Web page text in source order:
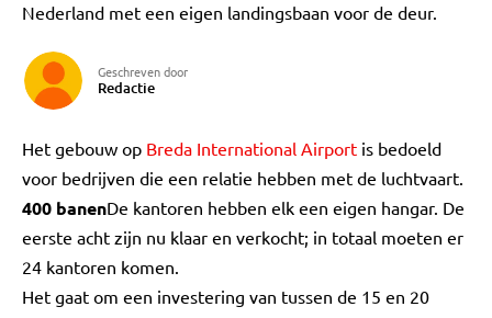
Nederland met een eigen landingsbaan voor de deur.
Geschreven door
Redactie
Het gebouw op Breda International Airport is bedoeld
voor bedrijven die een relatie hebben met de luchtvaart.
400 banenDe kantoren hebben elk een eigen hangar. De
eerste acht zijn nu klaar en verkocht; in totaal moeten er
24 kantoren komen.
Het gaat om een investering van tussen de 15 en 20